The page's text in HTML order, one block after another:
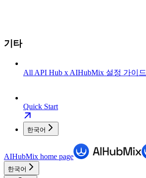
기타
All API Hub x AIHubMix 설정 가이드
Quick Start
한국어
AIHubMix home page
한국어